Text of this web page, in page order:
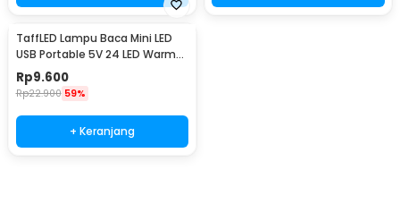
TaffLED Lampu Baca Mini LED
USB Portable 5V 24 LED Warm
White - SMD 5730
Rp9.600
Rp22.900 59%
+ Keranjang